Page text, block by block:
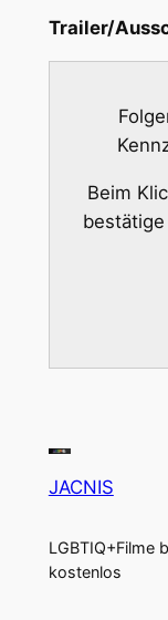
Trailer/
Beim
JACNIS
LGBTIQ+Filme
kostenlos